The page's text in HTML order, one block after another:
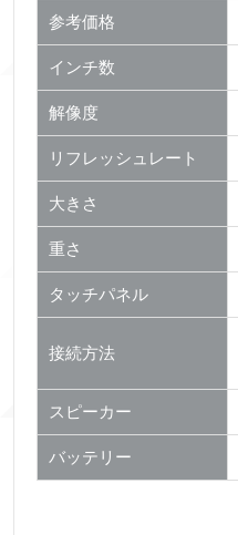
参考価格
インチ数
解像度
リフレッシュレート
大きさ
重さ
タッチパネル
接続方法
スピーカー
バッテリー